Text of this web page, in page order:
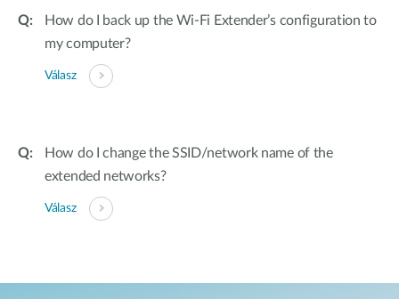
How do I back up the Wi-Fi Extender’s configuration to
my computer?
Válasz
How do I change the SSID/network name of the
extended networks?
Válasz